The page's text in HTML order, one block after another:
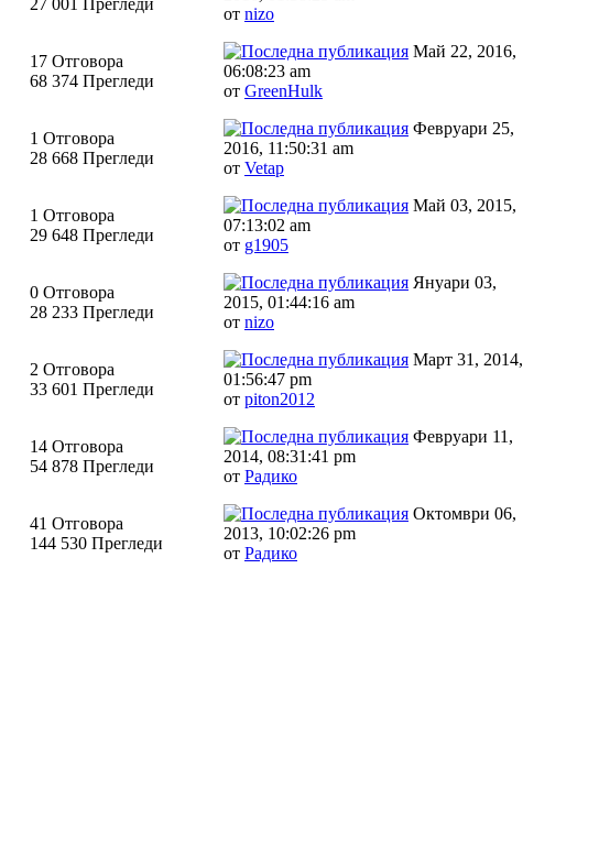
от nizo
17 Отговора
68 374 Прегледи
Май 22, 2016,
06:08:23 am
от GreenHulk
1 Отговора
28 668 Прегледи
Февруари 25,
2016, 11:50:31 am
от Vetap
1 Отговора
29 648 Прегледи
Май 03, 2015,
07:13:02 am
от g1905
0 Отговора
28 233 Прегледи
Януари 03,
2015, 01:44:16 am
от nizo
2 Отговора
33 601 Прегледи
Март 31, 2014,
01:56:47 pm
от piton2012
14 Отговора
54 878 Прегледи
Февруари 11,
2014, 08:31:41 pm
от Радико
41 Отговора
144 530 Прегледи
Октомври 06,
2013, 10:02:26 pm
от Радико